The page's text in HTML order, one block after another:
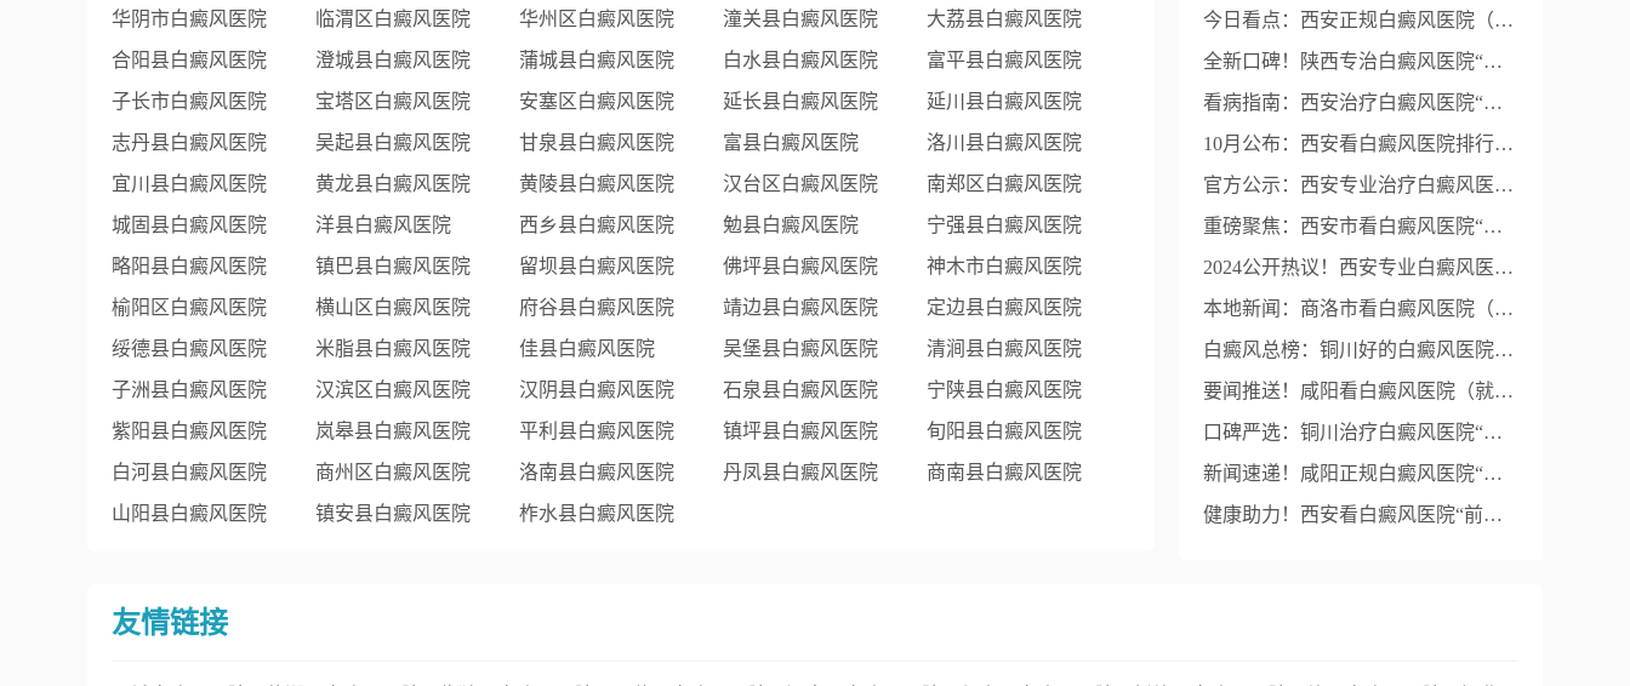
华阴市白癜风医院
临渭区白癜风医院 华州区白癜风医院 潼关县白癜风医院
大荔县白癜风医院
合阳县白癜风医院
澄城县白癜风医院 蒲城县白癜风医院 白水县白癜风医院
富平县白癜风医院
子长市白癜风医院
宝塔区白癜风医院 安塞区白癜风医院 延长县白癜风医院
延川县白癜风医院
志丹县白癜风医院
吴起县白癜风医院 甘泉县白癜风医院 富县白癜风医院
洛川县白癜风医院
宜川县白癜风医院
黄龙县白癜风医院 黄陵县白癜风医院 汉台区白癜风医院
南郑区白癜风医院
城固县白癜风医院
洋县白癜风医院 西乡县白癜风医院 勉县白癜风医院
宁强县白癜风医院
略阳县白癜风医院
镇巴县白癜风医院 留坝县白癜风医院 佛坪县白癜风医院
神木市白癜风医院
榆阳区白癜风医院
横山区白癜风医院 府谷县白癜风医院 靖边县白癜风医院
定边县白癜风医院
绥德县白癜风医院
米脂县白癜风医院 佳县白癜风医院 吴堡县白癜风医院
清涧县白癜风医院
子洲县白癜风医院
汉滨区白癜风医院 汉阴县白癜风医院 石泉县白癜风医院
宁陕县白癜风医院
紫阳县白癜风医院
岚皋县白癜风医院 平利县白癜风医院 镇坪县白癜风医院
旬阳县白癜风医院
白河县白癜风医院
商州区白癜风医院 洛南县白癜风医院 丹凤县白癜风医院
商南县白癜风医院
山阳县白癜风医院
镇安县白癜风医院 柞水县白癜风医院
今日看点：西安正规白癜风医院（前三排名）-白癜风患者应该怎么正确饮食
全新口碑！陕西专治白癜风医院“榜单更新”-陕西看白癜风医院“本月排行榜”
看病指南：西安治疗白癜风医院“排名靠前”-为何不主张白癜风患者喝酒
10月公布：西安看白癜风医院排行榜“更新”-白斑的前期症状是什么
官方公示：西安专业治疗白癜风医院“总榜揭晓”-西安看白癜风医院“综合推荐”
重磅聚焦：西安市看白癜风医院“精选发表”-西安正规白癜风医院（公开透露）
2024公开热议！西安专业白癜风医院“排名更新”-西安治疗白癜风医院“前三名”
本地新闻：商洛市看白癜风医院（公开透明）-白癜风分期标准是什么？
白癜风总榜：铜川好的白癜风医院“五强名单”-白癜风初现时需要注意什么？
要闻推送！咸阳看白癜风医院（就诊指南）-哪些因素会导致白癜风好转效果不理想
口碑严选：铜川治疗白癜风医院“热榜刷新”-男性患上白癜风后如何治疗好
新闻速递！咸阳正规白癜风医院“具体名单”-如何缓解白癜风带来的精神压力
健康助力！西安看白癜风医院“前三强公布”-怎样判断白癜风有好转迹象
友情链接